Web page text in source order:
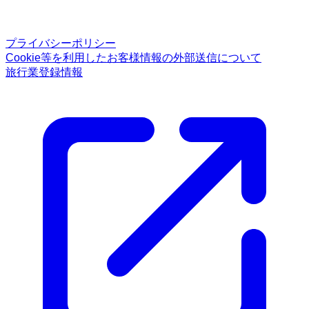
プライバシーポリシー
Cookie等を利用したお客様情報の外部送信について
旅行業登録情報